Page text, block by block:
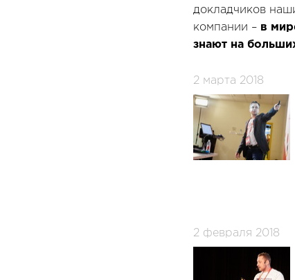
докладчиков
компании – в
знают на
2 марта 2018
2 февраля 2018